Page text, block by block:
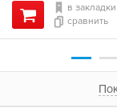
в закладки
сравнить